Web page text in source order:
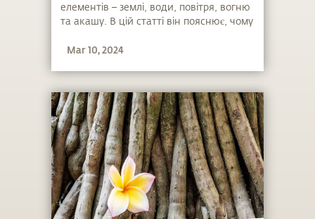
елементів – землі, води, повітря, вогню
та акашу. В цій статті він пояснює, чому
чином цей процес покращує життя
Mar 10, 2024